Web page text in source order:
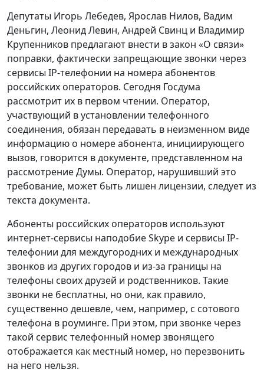
Депутаты Игорь Лебедев, Ярослав Нилов, Вадим
Деньгин, Леонид Левин, Андрей Свинц и Владимир
Крупенников предлагают внести в закон «О связи»
поправки, фактически запрещающие звонки через
сервисы IP-телефонии на номера абонентов
российских операторов. Сегодня Госдума
рассмотрит их в первом чтении. Оператор,
участвующий в установлении телефонного
соединения, обязан передавать в неизменном виде
информацию о номере абонента, инициирующего
вызов, говорится в документе, представленном на
рассмотрение Думы. Оператор, нарушивший это
требование, может быть лишен лицензии, следует из
текста документа.
Абоненты российских операторов используют
интернет-сервисы наподобие Skype и сервисы IP-
телефонии для междугородних и международных
звонков из других городов и из-за границы на
телефоны своих друзей и родственников. Такие
звонки не бесплатны, но они, как правило,
существенно дешевле, чем, например, с сотового
телефона в роуминге. При этом, при звонке через
такой сервис телефонный номер звонящего
отображается как местный номер, но перезвонить
на него нельзя.